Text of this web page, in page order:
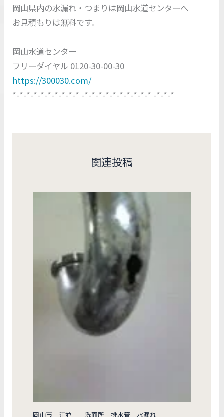
岡山県内の水漏れ・つまりは岡山水道センターへ
お見積もりは無料です。
岡山水道センター
フリーダイヤル 0120-30-00-30
https://300030.com/
*-*-*-*-*-*-*-*-*-* -*-*-*-*-*-*-*-*-*-* -*-*-*
関連投稿
岡山市 江並 洗面所 排水管 水漏れ